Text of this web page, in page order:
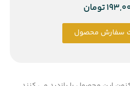
تومان
سفارش محصول